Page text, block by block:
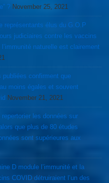
? November 25, 2021
représentants élus du G.O.P
judiciaires contre les vaccins
naturelle est clairement
confirment que
moins égales et souvent
November 21, 2021
les données sur
que plus de 80 études
sont supérieures aux
D module l’immunité et la
COVID détruiraient l’un des